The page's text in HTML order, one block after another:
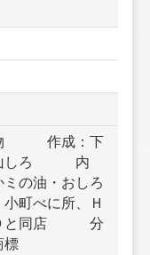
　　作成：下
ろ　　　内
の油・おしろ
町べに所、Ｈ
同店　　　分
標